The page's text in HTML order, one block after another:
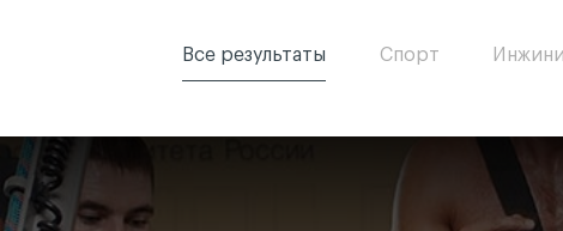
Все результаты Спорт